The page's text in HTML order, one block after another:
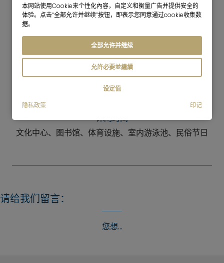
购物
各种超市，以及众多的商店和服务公司
餐饮业
休闲时间
文化中心、图书馆、体育设施、室内游泳池、民俗节日
请给我们留言：
您想...
本网站使用Cookie来个性化內容，自定义和衡量广告并提供安全的
体验。点击“全部允许并继续”按钮，即表示您同意通过cookie收集数
据。
全部允许并继续
允許必要並繼續
设定值
隐私政策
印记